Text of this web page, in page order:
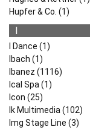
Hupfer & Co. (1)
I
I Dance (1)
Ibach (1)
Ibanez (1116)
Ical Spa (1)
Icon (25)
Ik Multimedia (102)
Img Stage Line (3)